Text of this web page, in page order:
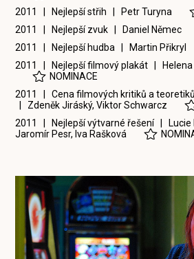
2011 | Nejlepší střih | Petr Turyna
2011 | Nejlepší zvuk | Daniel Němec
2011 | Nejlepší hudba | Martin Přikryl
2011 | Nejlepší filmový plakát |
NOMINACE
2011 | Cena filmových kritiků a
Zdeněk Jiráský,Viktor Schwarcz
2011 | Nejlepší výtvarné řešení |
Jaromír Pesr, Iva Rašková